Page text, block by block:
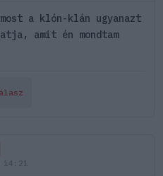
a klón-klán ugyanazt
amit én mondtam